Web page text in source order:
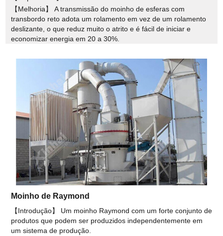
【Melhoria】 A transmissão do moinho de esferas com
transbordo reto adota um rolamento em vez de um rolamento
deslizante, o que reduz muito o atrito e é fácil de iniciar e
economizar energia em 20 a 30%.
Moinho de Raymond
【Introdução】 Um moinho Raymond com um forte conjunto de
produtos que podem ser produzidos independentemente em
um sistema de produção.